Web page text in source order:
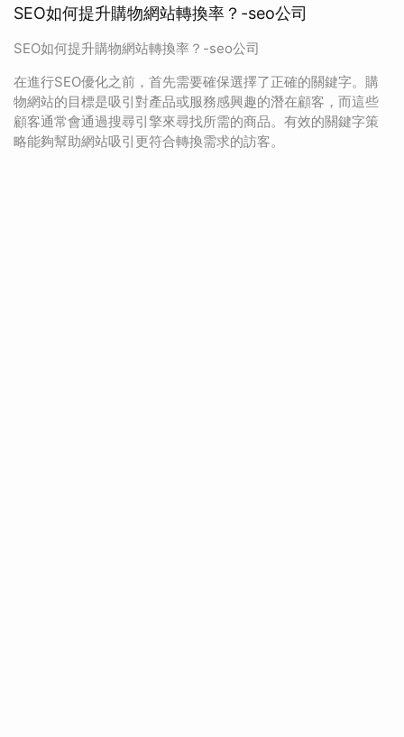
SEO如何提升購物網站轉換率？-seo公司
SEO如何提升購物網站轉換率？-seo公司
在進行SEO優化之前，首先需要確保選擇了正確的關鍵字。購
物網站的目標是吸引對產品或服務感興趣的潛在顧客，而這些
顧客通常會通過搜尋引擎來尋找所需的商品。有效的關鍵字策
略能夠幫助網站吸引更符合轉換需求的訪客。